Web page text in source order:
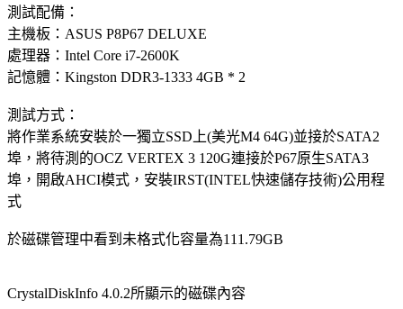
測試配備：
主機板：ASUS P8P67 DELUXE
處理器：Intel Core i7-2600K
記憶體：Kingston DDR3-1333 4GB * 2
測試方式：
將作業系統安裝於一獨立SSD上(美光M4 64G)並接於SATA2
埠，將待測的OCZ VERTEX 3 120G連接於P67原生SATA3
埠，開啟AHCI模式，安裝IRST(INTEL快速儲存技術)公用程
式
於磁碟管理中看到未格式化容量為111.79GB
CrystalDiskInfo 4.0.2所顯示的磁碟內容